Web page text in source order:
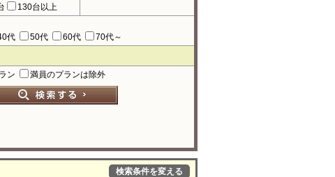
130台以上
代 50代 60代
70代～
ン
満員のプランは除外
検索条件を変える